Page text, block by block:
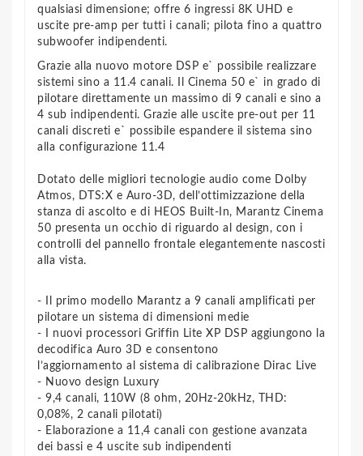
qualsiasi dimensione; offre 6 ingressi 8K UHD e
uscite pre-amp per tutti i canali; pilota fino a quattro
subwoofer indipendenti.
Grazie alla nuovo motore DSP e` possibile realizzare
sistemi sino a 11.4 canali. Il Cinema 50 e` in grado di
pilotare direttamente un massimo di 9 canali e sino a
4 sub indipendenti. Grazie alle uscite pre-out per 11
canali discreti e` possibile espandere il sistema sino
alla configurazione 11.4
Dotato delle migliori tecnologie audio come Dolby
Atmos, DTS:X e Auro-3D, dell’ottimizzazione della
stanza di ascolto e di HEOS Built-In, Marantz Cinema
50 presenta un occhio di riguardo al design, con i
controlli del pannello frontale elegantemente nascosti
alla vista.
- Il primo modello Marantz a 9 canali amplificati per
pilotare un sistema di dimensioni medie
- I nuovi processori Griffin Lite XP DSP aggiungono la
decodifica Auro 3D e consentono
l’aggiornamento al sistema di calibrazione Dirac Live
- Nuovo design Luxury
- 9,4 canali, 110W (8 ohm, 20Hz-20kHz, THD:
0,08%, 2 canali pilotati)
- Elaborazione a 11,4 canali con gestione avanzata
dei bassi e 4 uscite sub indipendenti